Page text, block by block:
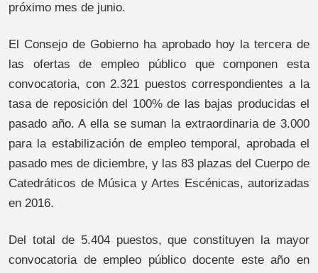
próximo mes de junio.
El Consejo de Gobierno ha aprobado hoy la tercera de
las ofertas de empleo público que componen esta
convocatoria, con 2.321 puestos correspondientes a la
tasa de reposición del 100% de las bajas producidas el
pasado año. A ella se suman la extraordinaria de 3.000
para la estabilización de empleo temporal, aprobada el
pasado mes de diciembre, y las 83 plazas del Cuerpo de
Catedráticos de Música y Artes Escénicas, autorizadas
en 2016.
Del total de 5.404 puestos, que constituyen la mayor
convocatoria de empleo público docente este año en